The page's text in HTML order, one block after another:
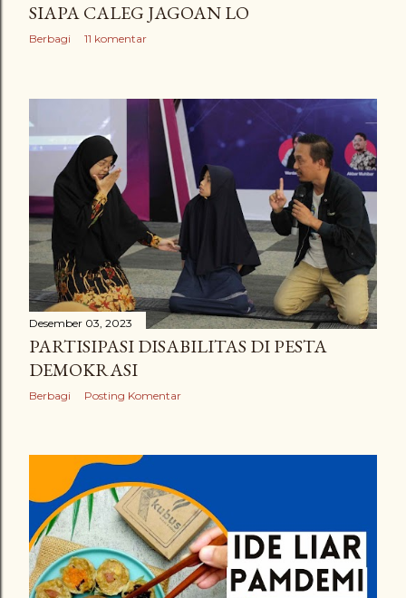
SIAPA CALEG JAGOAN LO
Berbagi 11 komentar
Desember 03, 2023
PARTISIPASI DISABILITAS DI PESTA
DEMOKRASI
Berbagi Posting Komentar